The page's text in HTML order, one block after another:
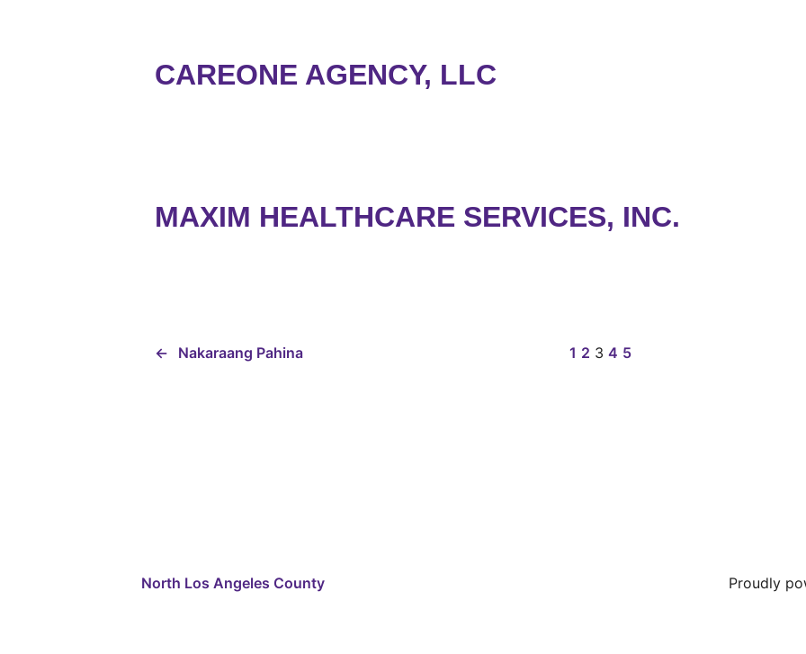
CAREONE AGENCY, LLC
MAXIM HEALTHCARE SERVICES, INC.
← Nakaraang Pahina 1 2 3 4 5
North Los Angeles County Proudly